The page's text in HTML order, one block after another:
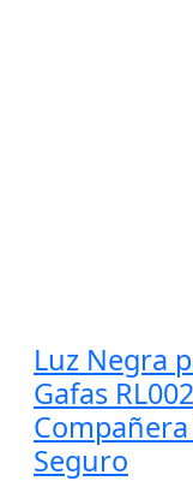
Luz Negra
Gafas
Seguro